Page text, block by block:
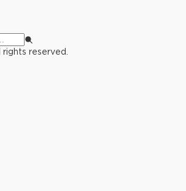
reserved.